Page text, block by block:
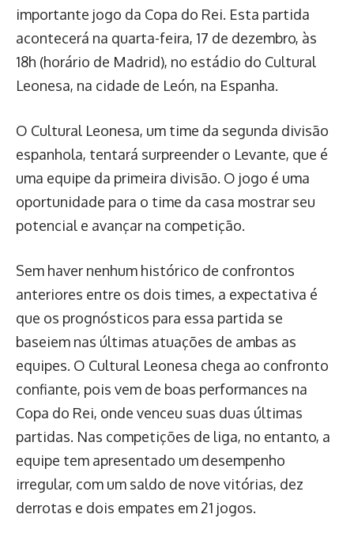
importante jogo da Copa do Rei. Esta partida
acontecerá na quarta-feira, 17 de dezembro, às
18h (horário de Madrid), no estádio do Cultural
Leonesa, na cidade de León, na Espanha.
O Cultural Leonesa, um time da segunda divisão
espanhola, tentará surpreender o Levante, que é
uma equipe da primeira divisão. O jogo é uma
oportunidade para o time da casa mostrar seu
potencial e avançar na competição.
Sem haver nenhum histórico de confrontos
anteriores entre os dois times, a expectativa é
que os prognósticos para essa partida se
baseiem nas últimas atuações de ambas as
equipes. O Cultural Leonesa chega ao confronto
confiante, pois vem de boas performances na
Copa do Rei, onde venceu suas duas últimas
partidas. Nas competições de liga, no entanto, a
equipe tem apresentado um desempenho
irregular, com um saldo de nove vitórias, dez
derrotas e dois empates em 21 jogos.